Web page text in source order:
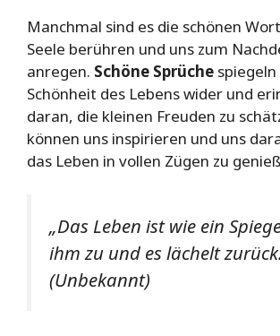
Manchmal sind es die schönen
Seele berühren und uns zum
anregen. Schöne Sprüche spiegeln
Schönheit des Lebens wider und
daran, die kleinen Freuden zu
können uns inspirieren und uns
das Leben in vollen Zügen zu
„Das Leben ist wie ein
ihm zu und es lächelt
(Unbekannt)